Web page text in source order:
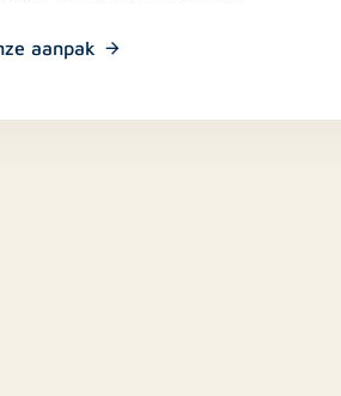
aanpak